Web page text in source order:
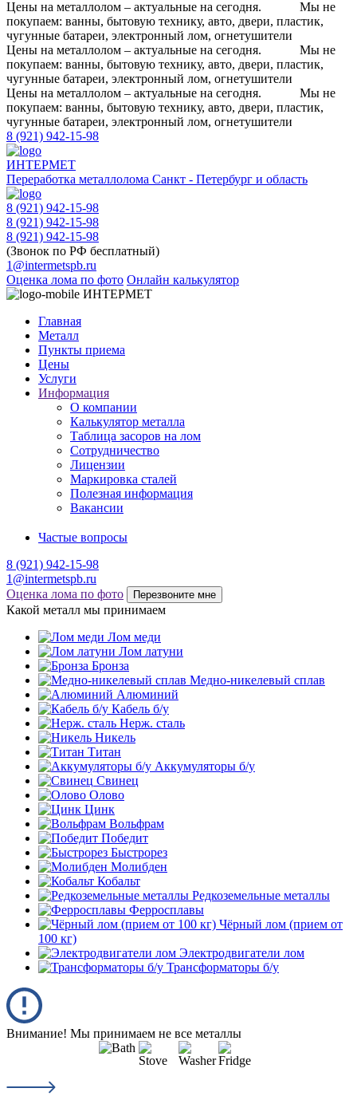
Цены на металлолом – актуальные на сегодня.
Мы не
покупаем: ванны, бытовую технику, авто, двери, пластик,
чугунные батареи, электронный лом, огнетушители
Цены на металлолом – актуальные на сегодня.
Мы не
покупаем: ванны, бытовую технику, авто, двери, пластик,
чугунные батареи, электронный лом, огнетушители
Цены на металлолом – актуальные на сегодня.
Мы не
покупаем: ванны, бытовую технику, авто, двери, пластик,
чугунные батареи, электронный лом, огнетушители
8 (921) 942-15-98
ИНТЕРМЕТ
Переработка металлолома Санкт - Петербург и область
8 (921) 942-15-98
8 (921) 942-15-98
8 (921) 942-15-98
(Звонок по РФ бесплатный)
1@intermetspb.ru
Оценка лома по фото Онлайн калькулятор
ИНТЕРМЕТ
Главная
Металл
Пункты приема
Цены
Услуги
Информация
О компании
Калькулятор металла
Таблица засоров на лом
Сотрудничество
Лицензии
Маркировка сталей
Полезная информация
Вакансии
Частые вопросы
8 (921) 942-15-98
1@intermetspb.ru
Оценка лома по фото
Перезвоните мне
Какой металл мы принимаем
Лом меди
Лом латуни
Бронза
Медно-никелевый сплав
Алюминий
Кабель б/у
Нерж. сталь
Никель
Титан
Аккумуляторы б/у
Свинец
Олово
Цинк
Вольфрам
Победит
Быстрорез
Молибден
Кобальт
Редкоземельные металлы
Ферросплавы
Чёрный лом (прием от
100 кг)
Электродвигатели лом
Трансформаторы б/у
Внимание! Мы принимаем не все металлы